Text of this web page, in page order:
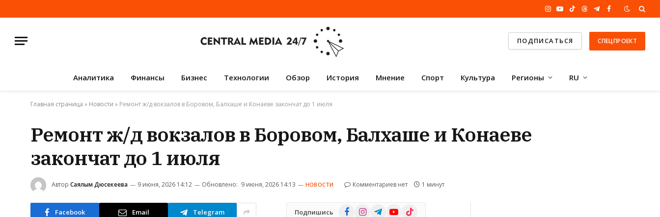
Instagram
YouTube
TikTokThreadsTelegram
Facebook
ПОДПИСАТЬСЯ СПЕЦПРОЕКТ
Аналитика Финансы Бизнес Технологии Обзор История Мнение Спорт Культура Регионы RU
Главная страница » Новости » Ремонт ж/д вокзалов в Боровом, Балхаше и Конаеве закончат до 1 июля
Ремонт ж/д вокзалов в Боровом, Балхаше и Конаеве
закончат до 1 июля
Автор Саялым Дюсекеева 9 июня, 2026 14:12 Обновлено: 9 июня, 2026 14:13 НОВОСТИ Комментариев нет 1 минут
Facebook Email Telegram Подпишись FacebookInstagramTelegramYouTube
TikTok